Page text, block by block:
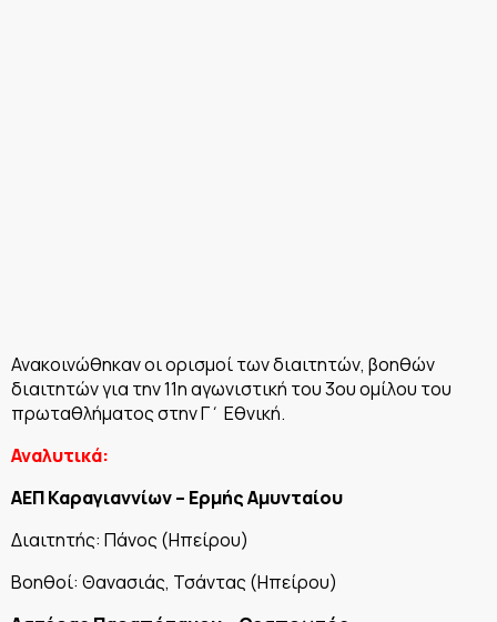
Ανακοινώθηκαν οι ορισμοί των διαιτητών, βοηθών
διαιτητών για την 11η αγωνιστική του 3ου ομίλου του
πρωταθλήματος στην Γ΄ Εθνική.
Αναλυτικά:
ΑΕΠ Καραγιαννίων – Ερμής Αμυνταίου
Διαιτητής: Πάνος (Ηπείρου)
Βοηθοί: Θανασιάς, Τσάντας (Ηπείρου)